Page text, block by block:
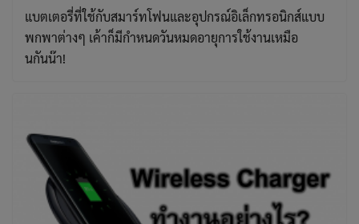
แบตเตอรี่ที่ใช้กับสมาร์ทโฟนและอุปกรณ์อิเล็กทรอนิกส์แบบ
พกพาต่างๆ เค้าก็มีกำหนดวันหมดอายุการใช้งานเหมือ
นกันน๊า!